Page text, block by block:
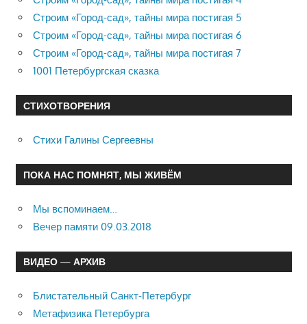
Строим «Город-сад», тайны мира постигая 5
Строим «Город-сад», тайны мира постигая 6
Строим «Город-сад», тайны мира постигая 7
1001 Петербургская сказка
СТИХОТВОРЕНИЯ
Стихи Галины Сергеевны
ПОКА НАС ПОМНЯТ, МЫ ЖИВЁМ
Мы вспоминаем…
Вечер памяти 09.03.2018
ВИДЕО — АРХИВ
Блистательный Санкт-Петербург
Метафизика Петербурга